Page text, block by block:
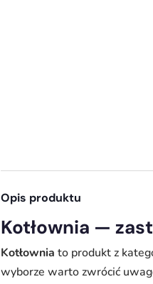
Opis produktu
Kotłownia —
Kotłownia to produkt z
wyborze warto zwrócić